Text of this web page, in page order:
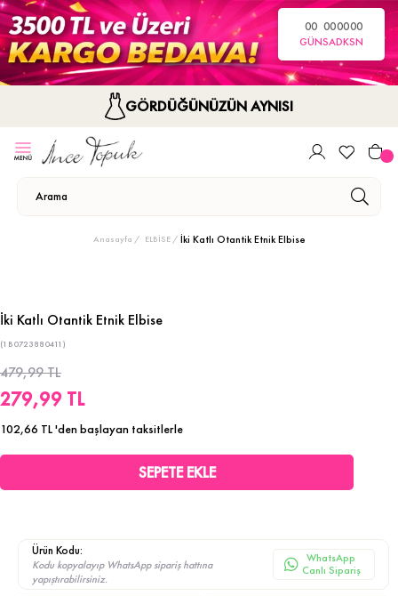
00
GÜN
00
SA
00
DK
00
SN
GÖRDÜĞÜNÜZÜN AYNISI
Anasayfa ELBİSE İki Katlı Otantik Etnik Elbise
İki Katlı Otantik Etnik Elbise
(1B0723880411)
479,99 TL
279,99 TL
102,66 TL'den başlayan taksitlerle
Ürün Kodu:
Kodu kopyalayıp WhatsApp sipariş hattına
yapıştırabilirsiniz.
WhatsApp
Canlı Sipariş